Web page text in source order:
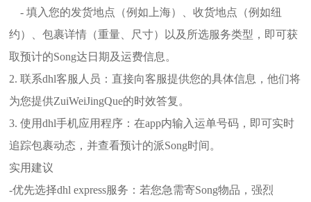
- 填入您的发货地点（例如上海）、收货地点（例如纽
约）、包裹详情（重量、尺寸）以及所选服务类型，即可获
取预计的Song达日期及运费信息。
2. 联系dhl客服人员：直接向客服提供您的具体信息，他们将
为您提供ZuiWeiJingQue的时效答复。
3. 使用dhl手机应用程序：在app内输入运单号码，即可实时
追踪包裹动态，并查看预计的派Song时间。
实用建议
-优先选择dhl express服务：若您急需寄Song物品，强烈